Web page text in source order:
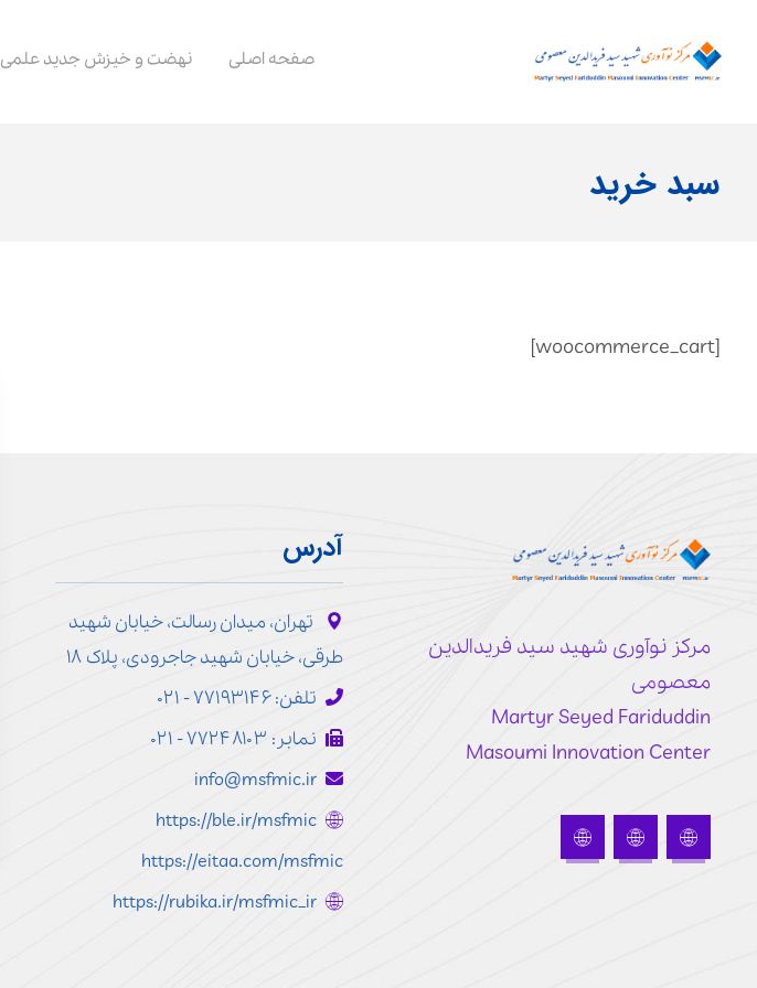
صفحه اصلی نهضت و خیزش جدید علمی
سبد خرید
[woocommerce_cart]
مرکز نوآوری شهید سید فریدالدین
معصومی
Martyr Seyed Fariduddin
Masoumi Innovation Center
آدرس
تهران، میدان رسالت، خیابان شهید
طرقی، خیابان شهید جاجرودی، پلاک ۱۸
تلفن: ۷۷۱۹۳۱۴۶ - ۰۲۱
نمابر: ۷۷۲۴۸۱۰۳ - ۰۲۱
info@msfmic.ir
https://ble.ir/msfmic
https://eitaa.com/msfmic
https://rubika.ir/msfmic_ir